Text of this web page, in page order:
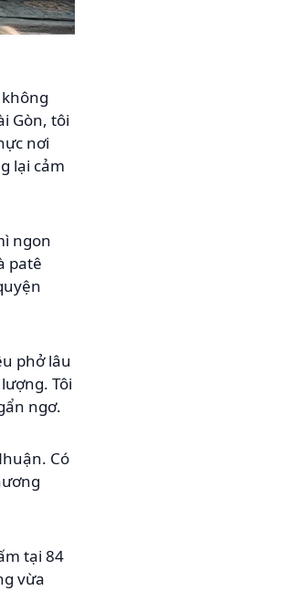
Gòn, tôi
nơi
lại cảm
ngon
patê
phở lâu
Tôi
ngơ.
Có
tại 84
vừa